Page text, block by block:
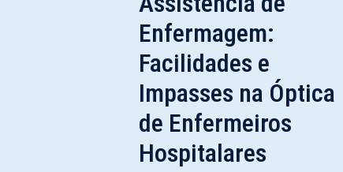
Enfermagem:
Facilidades e
Impasses na Óptica
de Enfermeiros
Hospitalares